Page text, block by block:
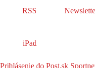
RSS
iPad
Prihlásenie do Post.sk